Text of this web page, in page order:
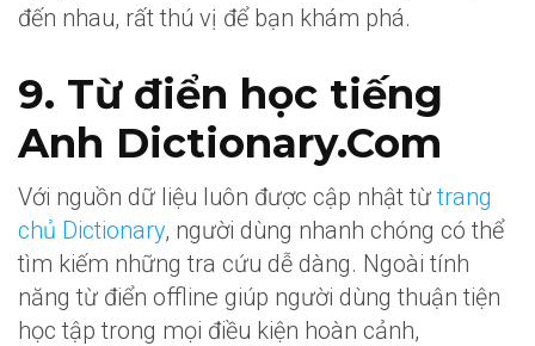
đến nhau, rất thú vị để bạn khám phá.
9. Từ điển học tiếng
Anh Dictionary.Com
Với nguồn dữ liệu luôn được cập nhật từtrang
chủ Dictionary, người dùng nhanh chóng có thể
tìm kiếm những tra cứu dễ dàng. Ngoài tính
năng từ điển offline giúp người dùng thuận tiện
học tập trong mọi điều kiện hoàn cảnh,